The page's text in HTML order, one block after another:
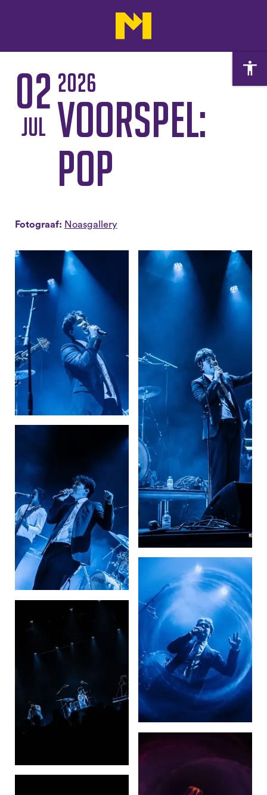
02
jul
2026
Voorspel:
Pop
Fotograaf: Noasgallery